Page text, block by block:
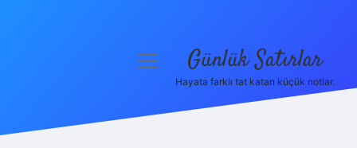
menüyü Günlük Satırlar
Hayata farklı tat katan küçük notlar.